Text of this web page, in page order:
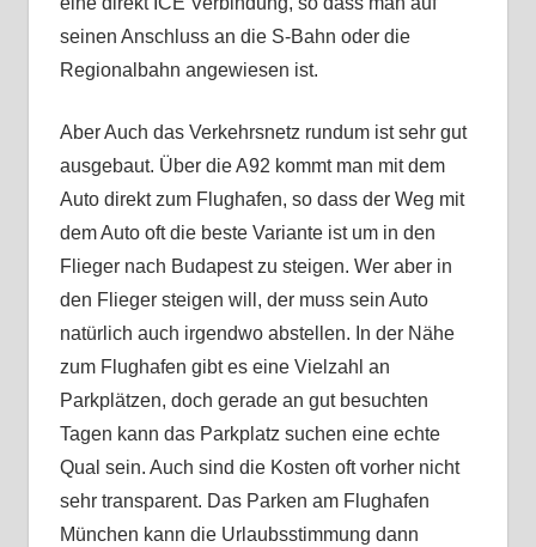
seinen Anschluss an die S-Bahn oder die
Regionalbahn angewiesen ist.
Aber Auch das Verkehrsnetz rundum ist sehr gut
ausgebaut. Über die A92 kommt man mit dem
Auto direkt zum Flughafen, so dass der Weg mit
dem Auto oft die beste Variante ist um in den
Flieger nach Budapest zu steigen. Wer aber in
den Flieger steigen will, der muss sein Auto
natürlich auch irgendwo abstellen. In der Nähe
zum Flughafen gibt es eine Vielzahl an
Parkplätzen, doch gerade an gut besuchten
Tagen kann das Parkplatz suchen eine echte
Qual sein. Auch sind die Kosten oft vorher nicht
sehr transparent. Das Parken am Flughafen
München kann die Urlaubsstimmung dann